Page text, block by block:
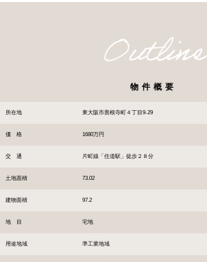
Outline
物件概要
所在地 東大阪市善根寺町４丁目9-29
価 格 1680万円
交 通 片町線「住道駅」徒歩２８分
土地面積 73.02
建物面積 97.2
地 目 宅地
用途地域 準工業地域